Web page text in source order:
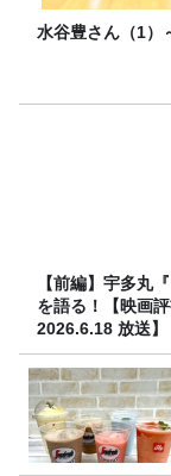
水谷豊さん（1）
【前編】宇多丸
を語る！【映画
2026.6.18 放送】